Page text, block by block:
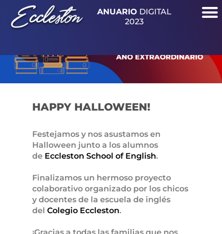
al
ANUARIO DIGITAL
2023
HAPPY HALLOWEEN!
Festejamos y nos asustamos en
Halloween junto a los alumnos
de Eccleston School of English.
Finalizamos un hermoso proyecto
colaborativo organizado por los chicos
y docentes de la escuela de inglés
del Colegio Eccleston.